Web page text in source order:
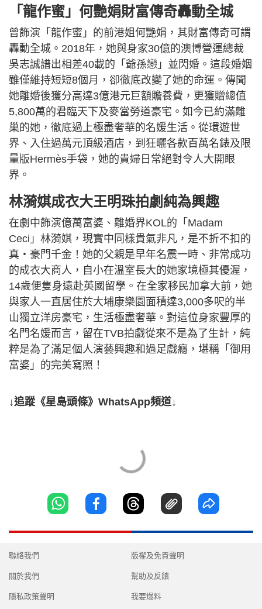
「龍作蜜」何艷娟財富傳奇轟動全城
曾飾演「龍作蜜」的前港姐何艷娟，其財富傳奇可謂
轟動全城。2018年，她與身家30億的澳博營運總裁
吳志誠譜出相差40載的「爺孫戀」並閃婚。這段婚姻
雖僅維持短短8個月，卻徹底改變了她的命運。傳聞
她離婚後獲分高達3億港元巨額贍養費，更獲贈總值
5,800萬的君臨天下及麥當勞道豪宅。如今已約滿離
巢的她，徹底過上極盡奢華的名媛生活。從環遊世
界、入住過萬元頂級酒店，到狂曬各款百萬名錶及限
量版Hermès手袋，她的貴婦日常絕對令人大開眼
界。
林漪娸成衣大王明珠拍劇純為興趣
在劇中飾演億萬富婆、離婚界KOL的「Madam
Ceci」林漪娸，現實中同樣貴氣非凡，是不折不扣的
真‧豪門千金！她的父親是早年名震一時、非常成功
的成衣大商人，自小在溫室長大的她家境極其優渥，
14歲便隻身遠赴英國留學。在全家移民加拿大前，她
與家人一直居住於大埔康樂園面積達3,000多呎的半
山獨立洋房豪宅，生活極盡奢華。對這位身家豐厚的
名門名媛而言，留在TVB拍戲從來不是為了生計，純
粹是為了滿足個人演藝興趣和過足戲癮，堪稱「御用
富婆」的完美寫照！
↓追蹤《星島頭條》WhatsApp頻道↓
聯絡我們
關於我們
隱私政策聲明
版權及免責聲明
幫助及反饋
我要爆料